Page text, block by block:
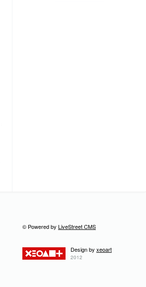
© Powered by LiveStreet CMS
Design by xeoart
2012